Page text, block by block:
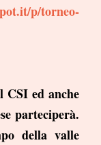
p/torneo-
CSI ed anche
parteciperà.
della valle